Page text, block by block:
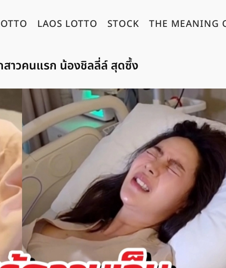
LAOS LOTTO STOCK THE MEANING
าวคนแรก น้องชิลลี่ล์ สุดซึ้ง